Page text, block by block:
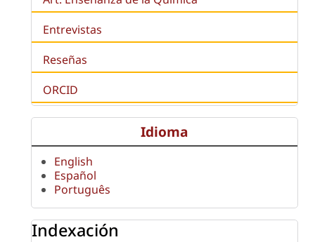
Entrevistas
Reseñas
ORCID
Idioma
English
Español
Português
Indexación